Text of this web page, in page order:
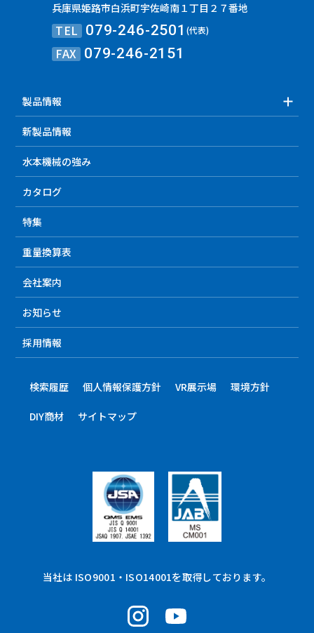
兵庫県姫路市白浜町宇佐崎南１丁目２７番地
TEL 079-246-2501(代表)
FAX 079-246-2151
製品情報
新製品情報
水本機械の強み
カタログ
特集
重量換算表
会社案内
お知らせ
採用情報
検索履歴 個人情報保護方針 VR展示場 環境方針
DIY商材 サイトマップ
当社は ISO9001・ISO14001を取得しております。